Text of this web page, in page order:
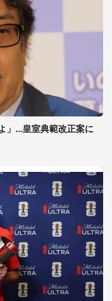
」...皇室典範改正案に